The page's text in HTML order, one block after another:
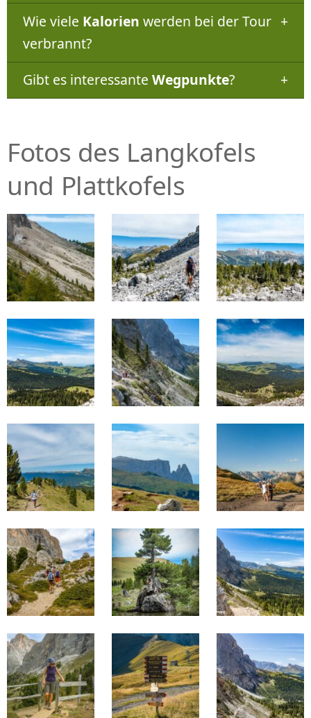
Wie viele Kalorien werden bei der Tour
verbrannt?
Gibt es interessante Wegpunkte?
Fotos des Langkofels
und Plattkofels